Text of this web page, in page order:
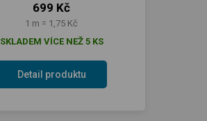
699 Kč
1 m = 1,75 Kč
SKLADEM VÍCE NEŽ 5 KS
Detail produktu